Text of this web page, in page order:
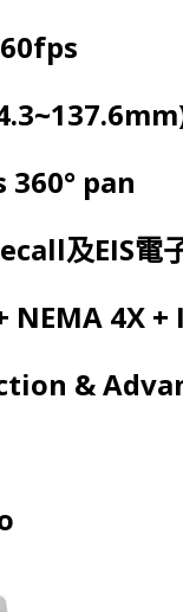
pan
及EIS電
NEMA 4X +
&